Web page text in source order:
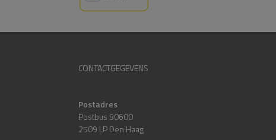
CONTACTGEGEVENS
Postadres
Postbus 90600
2509 LP Den Haag